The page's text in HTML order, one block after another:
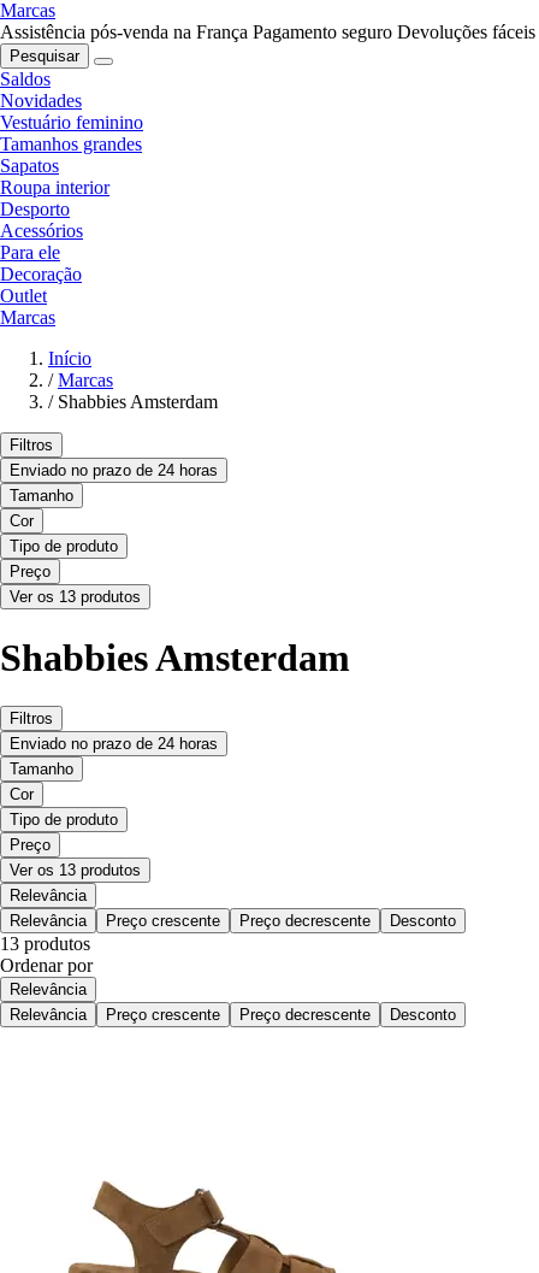
Marcas
Assistência pós-venda na França Pagamento seguro Devoluções fáceis
Pesquisar
Saldos
Novidades
Vestuário feminino
Tamanhos grandes
Sapatos
Roupa interior
Desporto
Acessórios
Para ele
Decoração
Outlet
Marcas
Início
/ Marcas
/ Shabbies Amsterdam
Filtros
Enviado no prazo de 24 horas
Tamanho
Cor
Tipo de produto
Preço
Ver os 13 produtos
Shabbies Amsterdam
Filtros
Enviado no prazo de 24 horas
Tamanho
Cor
Tipo de produto
Preço
Ver os 13 produtos
Relevância
Relevância
Preço crescente Preço decrescente Desconto
13 produtos
Ordenar por
Relevância
Relevância
Preço crescente Preço decrescente Desconto